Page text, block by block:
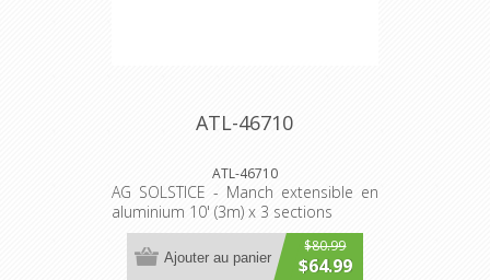
ATL-46710
ATL-46710
AG SOLSTICE - Manch extensible en
aluminium 10' (3m) x 3 sections
$80.99
$64.99
Ajouter au panier